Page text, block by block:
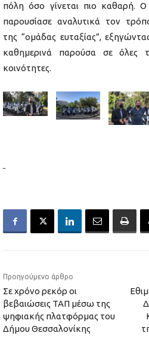
πόλη όσο γίνεται πιο καθαρή. Ο
παρουσίασε αναλυτικά τον
της “ομάδας ευταξίας”,
καθημερινά παρούσα σε όλες
κοινότητες.
Προηγούμενο άρθρο
Σε χρόνο ρεκόρ οι
βεβαιώσεις ΤΑΠ μέσω της
ψηφιακής πλατφόρμας του
Δήμου Θεσσαλονίκης